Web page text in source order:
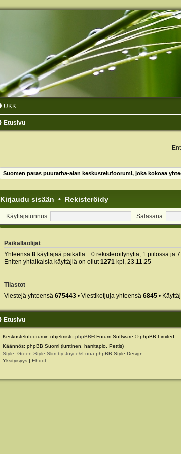
UKK
Etusivu
Suomen paras puutarha-alan keskustelufoorumi, joka kokoaa
Kirjaudu sisään • Rekisteröidy
Käyttäjätunnus: Salasana:
Paikallaolijat
Yhteensä 8käyttäjää paikalla :: 0 rekisteröitynyttä, 1 piilossa ja
Eniten yhtaikaisia käyttäjiä on ollut1271kpl, 23.11.25
Tilastot
Viestejä yhteensä 675443• Viestiketjuja yhteensä 6845•
Etusivu
Keskustelufoorumin ohjelmisto phpBB® Forum Software © phpBB Limited
Käännös: phpBB Suomi (lurttinen, harritapio, Pettis)
Style: Green-Style-Slim by Joyce&Luna phpBB-Style-Design
Yksityisyys | Ehdot